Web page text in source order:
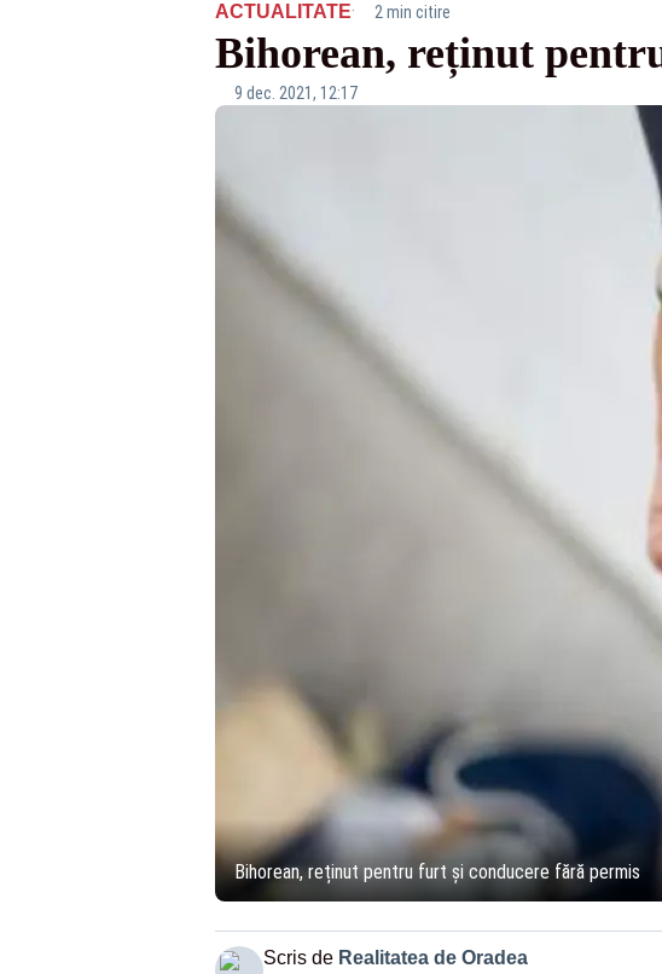
ACTUALITATE· 2 min citire
Bihorean, reținut
9 dec. 2021, 12:17
Bihorean, reținut pentru furt și conducere fără permis
Scris de Realitatea de Oradea